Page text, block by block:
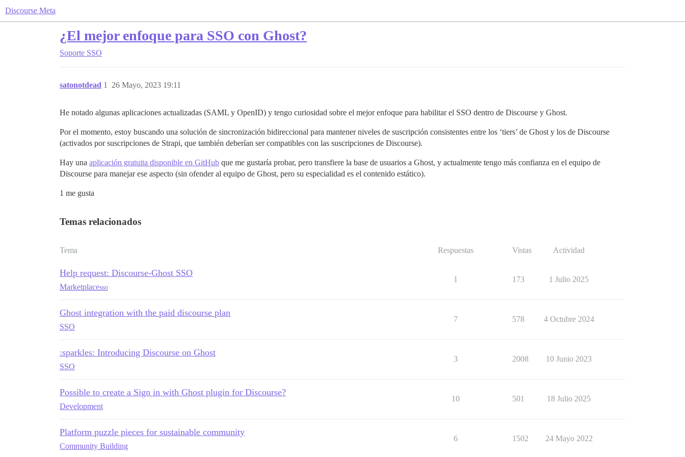
Discourse Meta
¿El mejor enfoque para SSO con Ghost?
Soporte SSO
satonotdead 26 Mayo, 2023 19:11
1
He notado algunas aplicaciones actualizadas (SAML y OpenID) y tengo curiosidad sobre el mejor enfoque para habilitar el SSO dentro de Discourse y Ghost.
Por el momento, estoy buscando una solución de sincronización bidireccional para mantener niveles de suscripción consistentes entre los ‘tiers’ de Ghost y los de Discourse
(activados por suscripciones de Strapi, que también deberían ser compatibles con las suscripciones de Discourse).
Hay una aplicación gratuita disponible en GitHub que me gustaría probar, pero transfiere la base de usuarios a Ghost, y actualmente tengo más confianza en el equipo de
Discourse para manejar ese aspecto (sin ofender al equipo de Ghost, pero su especialidad es el contenido estático).
1 me gusta
Temas relacionados
Tema Respuestas Vistas Actividad
Help request: Discourse-Ghost SSO
Marketplacesso
1 173 1 Julio 2025
Ghost integration with the paid discourse plan
SSO
7 578 4 Octubre 2024
:sparkles: Introducing Discourse on Ghost
SSO
3 2008 10 Junio 2023
Possible to create a Sign in with Ghost plugin for Discourse?
Development
10 501 18 Julio 2025
Platform puzzle pieces for sustainable community
Community Building
6 1502 24 Mayo 2022